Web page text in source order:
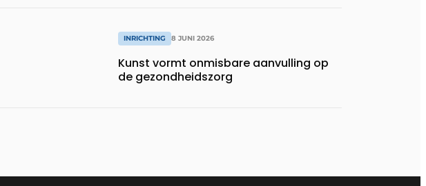
INRICHTING 8 JUNI 2026
Kunst vormt onmisbare aanvulling op
de gezondheidszorg